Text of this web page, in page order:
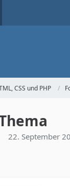
CSS und PHP
22. September